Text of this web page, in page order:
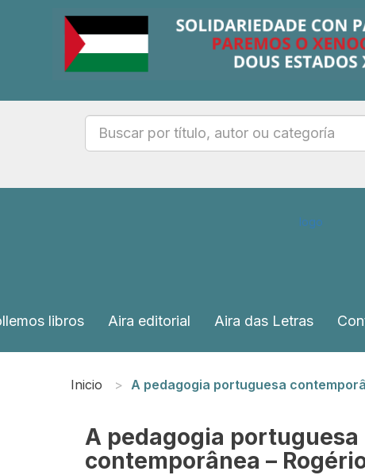
libros Aira editorial Aira das Letras
Inicio A pedagogia portuguesa
A pedagogia portuguesa
contemporânea –